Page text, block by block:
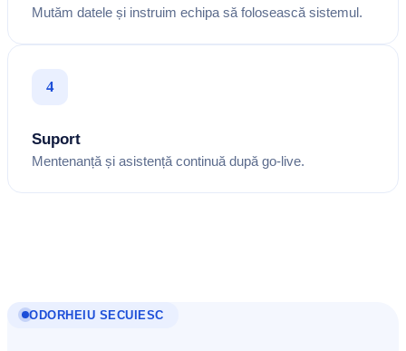
Mutăm datele și instruim echipa să folosească sistemul.
4
Suport
Mentenanță și asistență continuă după go-live.
ODORHEIU SECUIESC